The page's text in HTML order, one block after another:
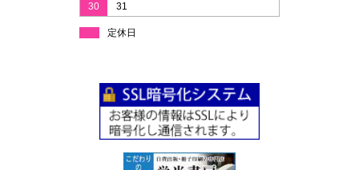
30
31
定休日